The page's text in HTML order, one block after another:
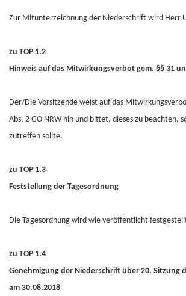
Zur Mitunterzeichnung der Niederschrift wird Herr
zu TOP 1.2
Hinweis auf das Mitwirkungsverbot gem. §§ 31
Der/Die Vorsitzende weist auf das
Abs. 2 GO NRW hin und bittet, dieses zu beachten,
zutreffen sollte.
zu TOP 1.3
Feststellung der Tagesordnung
Die Tagesordnung wird wie veröffentlicht
zu TOP 1.4
Genehmigung der Niederschrift über 20. Sitzung
am 30.08.2018